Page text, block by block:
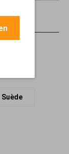
Suède